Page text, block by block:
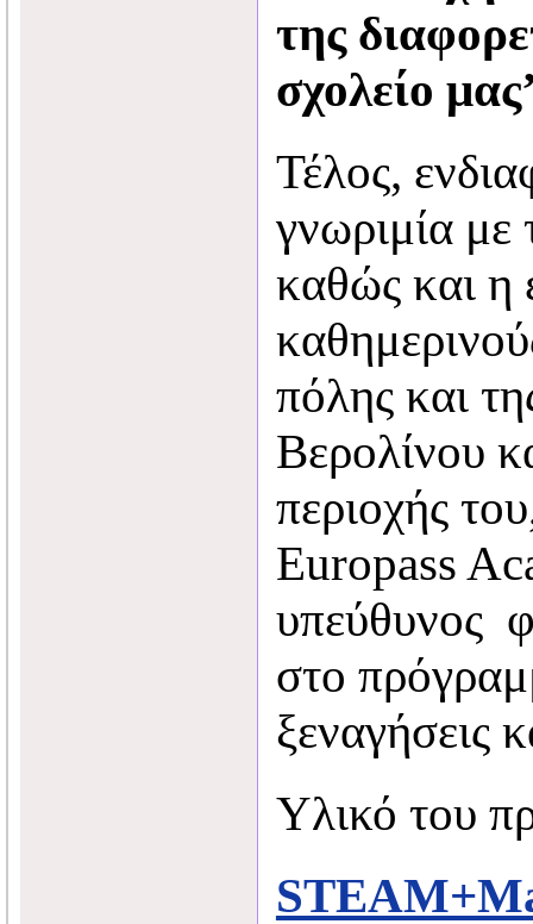
της
σχολείο
Τέλος,
γνωριμία με
καθώς και η
πόλης και
Βερολίνου
περιοχής
Europass
υπεύθυνος
στο
ξεναγήσεις
Υλικό του